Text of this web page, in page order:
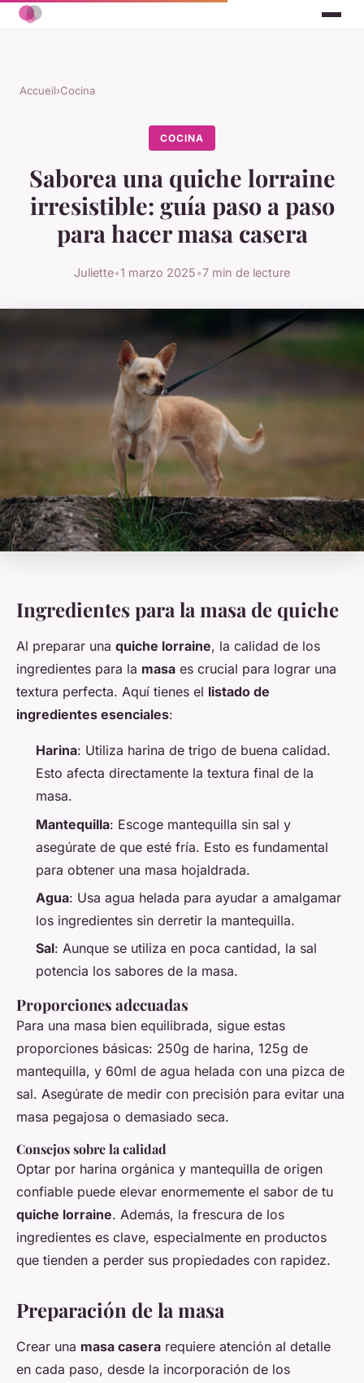
Accueil›Cocina
COCINA
Saborea una quiche lorraine
irresistible: guía paso a paso
para hacer masa casera
Juliette•1 marzo 2025•7 min de lecture
Ingredientes para la masa de quiche
Al preparar una quiche lorraine, la calidad de los
ingredientes para la masa es crucial para lograr una
textura perfecta. Aquí tienes el listado de
ingredientes esenciales:
Harina: Utiliza harina de trigo de buena calidad.
Esto afecta directamente la textura final de la
masa.
Mantequilla: Escoge mantequilla sin sal y
asegúrate de que esté fría. Esto es fundamental
para obtener una masa hojaldrada.
Agua: Usa agua helada para ayudar a amalgamar
los ingredientes sin derretir la mantequilla.
Sal: Aunque se utiliza en poca cantidad, la sal
potencia los sabores de la masa.
Proporciones adecuadas
Para una masa bien equilibrada, sigue estas
proporciones básicas: 250g de harina, 125g de
mantequilla, y 60ml de agua helada con una pizca de
sal. Asegúrate de medir con precisión para evitar una
masa pegajosa o demasiado seca.
Consejos sobre la calidad
Optar por harina orgánica y mantequilla de origen
confiable puede elevar enormemente el sabor de tu
quiche lorraine. Además, la frescura de los
ingredientes es clave, especialmente en productos
que tienden a perder sus propiedades con rapidez.
Preparación de la masa
Crear una masa casera requiere atención al detalle
en cada paso, desde la incorporación de los